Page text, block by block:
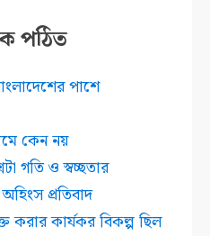
পঠিত
পাশে
কেন নয়
গতি ও স্বচ্ছতার
প্রতিবাদ
করার কার্যকর বিকল্প ছিল